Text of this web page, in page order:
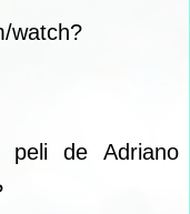
watch?
de Adriano